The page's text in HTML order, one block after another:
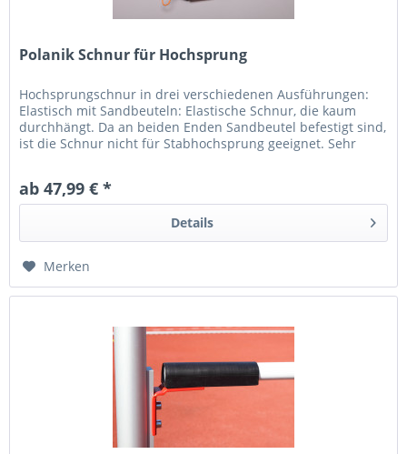
Polanik Schnur für Hochsprung
Hochsprungschnur in drei verschiedenen Ausführungen:
Elastisch mit Sandbeuteln: Elastische Schnur, die kaum
durchhängt. Da an beiden Enden Sandbeutel befestigt sind,
ist die Schnur nicht für Stabhochsprung geeignet. Sehr
ab 47,99 € *
Details
Merken